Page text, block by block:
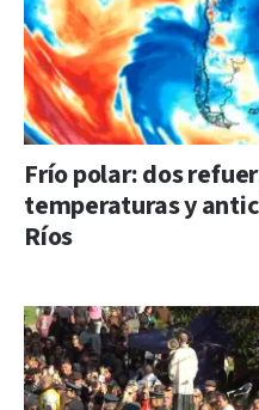
Frío polar: dos
temperaturas y
Ríos